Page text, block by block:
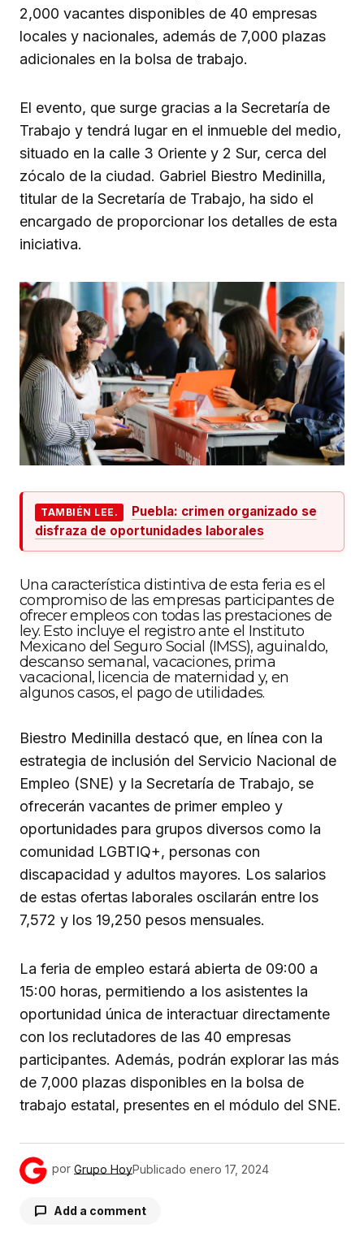
2,000 vacantes disponibles de 40 empresas
locales y nacionales, además de 7,000 plazas
adicionales en la bolsa de trabajo.
El evento, que surge gracias a la Secretaría de
Trabajo y tendrá lugar en el inmueble del medio,
situado en la calle 3 Oriente y 2 Sur, cerca del
zócalo de la ciudad. Gabriel Biestro Medinilla,
titular de la Secretaría de Trabajo, ha sido el
encargado de proporcionar los detalles de esta
iniciativa.
TAMBIÉN LEE.
Puebla: crimen organizado se
disfraza de oportunidades laborales
Una característica distintiva de esta feria es el
compromiso de las empresas participantes de
ofrecer empleos con todas las prestaciones de
ley. Esto incluye el registro ante el Instituto
Mexicano del Seguro Social (IMSS), aguinaldo,
descanso semanal, vacaciones, prima
vacacional, licencia de maternidad y, en
algunos casos, el pago de utilidades.
Biestro Medinilla destacó que, en línea con la
estrategia de inclusión del Servicio Nacional de
Empleo (SNE) y la Secretaría de Trabajo, se
ofrecerán vacantes de primer empleo y
oportunidades para grupos diversos como la
comunidad LGBTIQ+, personas con
discapacidad y adultos mayores. Los salarios
de estas ofertas laborales oscilarán entre los
7,572 y los 19,250 pesos mensuales.
La feria de empleo estará abierta de 09:00 a
15:00 horas, permitiendo a los asistentes la
oportunidad única de interactuar directamente
con los reclutadores de las 40 empresas
participantes. Además, podrán explorar las más
de 7,000 plazas disponibles en la bolsa de
trabajo estatal, presentes en el módulo del SNE.
por Grupo HoyPublicado enero 17, 2024
Add a comment